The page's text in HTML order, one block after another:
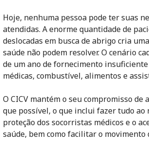
Hoje, nenhuma pessoa pode ter suas
atendidas. A enorme quantidade de
deslocadas em busca de abrigo cria
saúde não podem resolver. O cenário
de um ano de fornecimento
médicas, combustível, alimentos e
O CICV mantém o seu compromisso
que possível, o que inclui fazer tudo
proteção dos socorristas médicos e o
saúde, bem como facilitar o